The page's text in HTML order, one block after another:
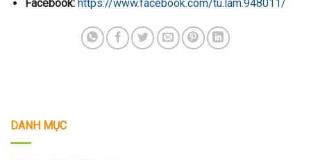
Facebook: https://www.facebook.com/tu.lam.948011/
DANH MỤC